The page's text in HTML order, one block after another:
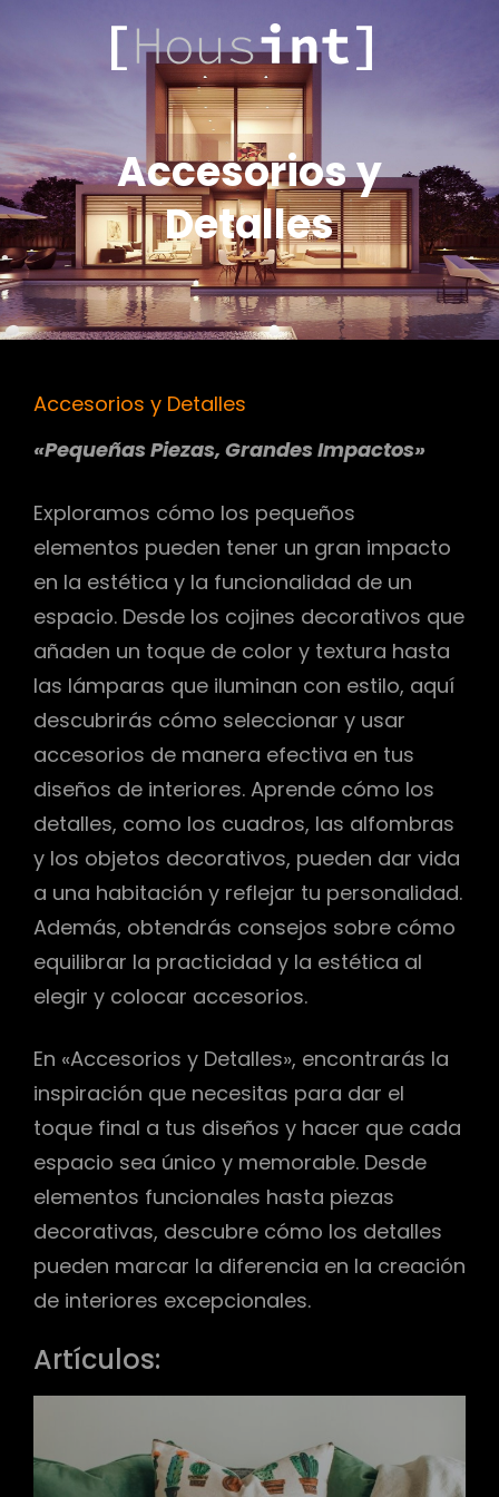
Accesorios y
Detalles
Accesorios y Detalles
«Pequeñas Piezas, Grandes Impactos»
Exploramos cómo los pequeños
elementos pueden tener un gran impacto
en la estética y la funcionalidad de un
espacio. Desde los cojines decorativos que
añaden un toque de color y textura hasta
las lámparas que iluminan con estilo, aquí
descubrirás cómo seleccionar y usar
accesorios de manera efectiva en tus
diseños de interiores. Aprende cómo los
detalles, como los cuadros, las alfombras
y los objetos decorativos, pueden dar vida
a una habitación y reflejar tu personalidad.
Además, obtendrás consejos sobre cómo
equilibrar la practicidad y la estética al
elegir y colocar accesorios.
En «Accesorios y Detalles», encontrarás la
inspiración que necesitas para dar el
toque final a tus diseños y hacer que cada
espacio sea único y memorable. Desde
elementos funcionales hasta piezas
decorativas, descubre cómo los detalles
pueden marcar la diferencia en la creación
de interiores excepcionales.
Artículos: